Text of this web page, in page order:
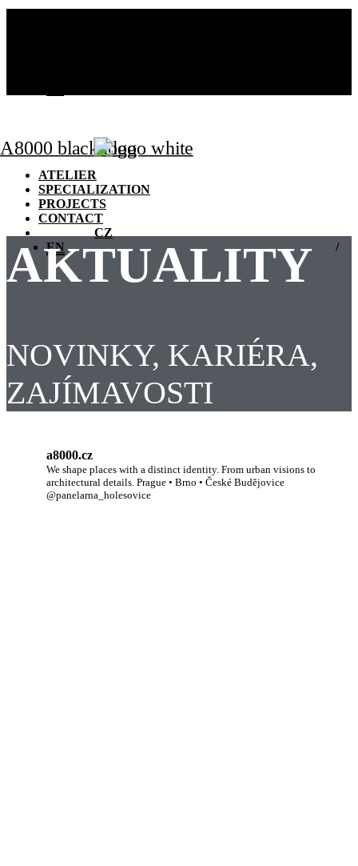
ATELIER
SPECIALIZATION
PROJECTS
CONTACT
CZ
EN
AKTUALITY
NOVINKY, KARIÉRA,
ZAJÍMAVOSTI
a8000.cz
We shape places with a distinct identity. From urban visions to
architectural details. Prague • Brno • České Budějovice
@panelarna_holesovice